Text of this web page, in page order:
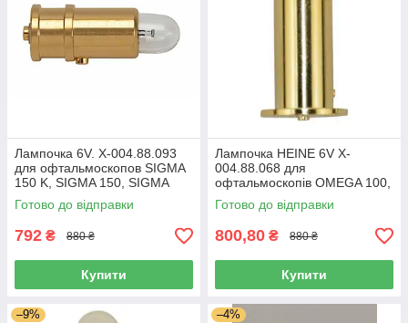
Лампочка 6V. X-004.88.093
для офтальмоскопов SIGMA
150 K, SIGMA 150, SIGMA
150 M2
Готово до відправки
792 ₴ 880 ₴
Купити
Лампочка HEINE 6V X-
004.88.068 для
офтальмоскопів OMEGA 100,
OMEGA 150, OMEGA
180,OMEGA 200
Готово до відправки
800,80 ₴ 880 ₴
Купити
–9% –4%